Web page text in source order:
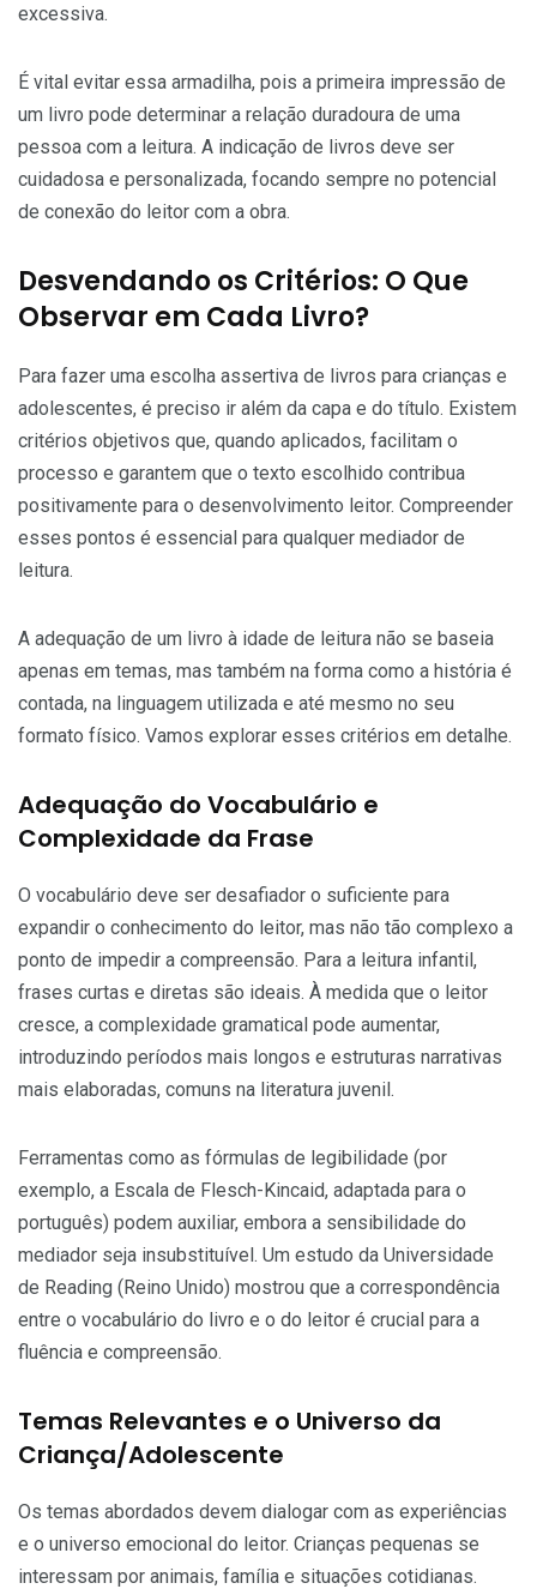
excessiva.
É vital evitar essa armadilha, pois a primeira impressão de
um livro pode determinar a relação duradoura de uma
pessoa com a leitura. A indicação de livros deve ser
cuidadosa e personalizada, focando sempre no potencial
de conexão do leitor com a obra.
Desvendando os Critérios: O Que
Observar em Cada Livro?
Para fazer uma escolha assertiva de livros para crianças e
adolescentes, é preciso ir além da capa e do título. Existem
critérios objetivos que, quando aplicados, facilitam o
processo e garantem que o texto escolhido contribua
positivamente para o desenvolvimento leitor. Compreender
esses pontos é essencial para qualquer mediador de
leitura.
A adequação de um livro à idade de leitura não se baseia
apenas em temas, mas também na forma como a história é
contada, na linguagem utilizada e até mesmo no seu
formato físico. Vamos explorar esses critérios em detalhe.
Adequação do Vocabulário e
Complexidade da Frase
O vocabulário deve ser desafiador o suficiente para
expandir o conhecimento do leitor, mas não tão complexo a
ponto de impedir a compreensão. Para a leitura infantil,
frases curtas e diretas são ideais. À medida que o leitor
cresce, a complexidade gramatical pode aumentar,
introduzindo períodos mais longos e estruturas narrativas
mais elaboradas, comuns na literatura juvenil.
Ferramentas como as fórmulas de legibilidade (por
exemplo, a Escala de Flesch-Kincaid, adaptada para o
português) podem auxiliar, embora a sensibilidade do
mediador seja insubstituível. Um estudo da Universidade
de Reading (Reino Unido) mostrou que a correspondência
entre o vocabulário do livro e o do leitor é crucial para a
fluência e compreensão.
Temas Relevantes e o Universo da
Criança/Adolescente
Os temas abordados devem dialogar com as experiências
e o universo emocional do leitor. Crianças pequenas se
interessam por animais, família e situações cotidianas.